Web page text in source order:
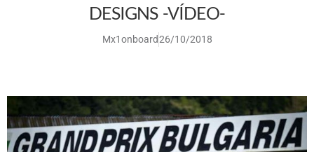
DESIGNS -VÍDEO-
Mx1onboard26/10/2018